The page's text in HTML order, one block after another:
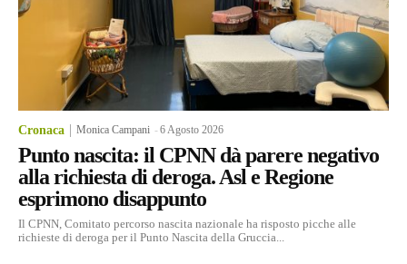
Cronaca Monica Campani -6 Agosto 2026
Punto nascita: il CPNN dà parere negativo
alla richiesta di deroga. Asl e Regione
esprimono disappunto
Il CPNN, Comitato percorso nascita nazionale ha risposto picche alle
richieste di deroga per il Punto Nascita della Gruccia...